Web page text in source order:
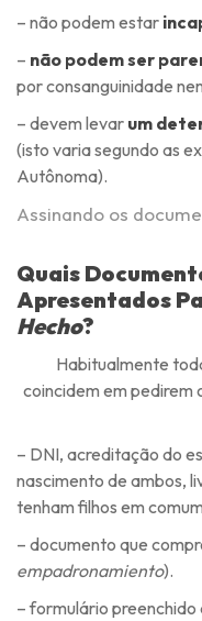
– não podem estar
– não podem ser
por consanguinidade
– devem levar um
(isto varia segundo as
Autônoma).
Assinando os
Quais
Apresentados
Hecho?
Habitualmente
coincidem em pedirem
– DNI, acreditação do
nascimento de ambos,
tenham filhos em
– documento que
empadronamiento).
– formulário